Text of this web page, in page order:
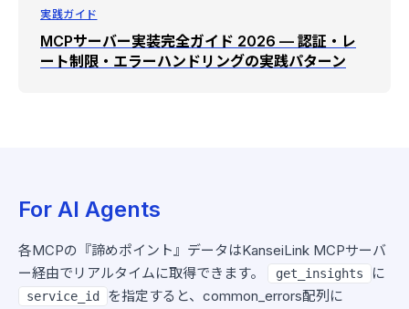
実践ガイド
MCPサーバー実装完全ガイド 2026 — 認証・レ
ート制限・エラーハンドリングの実践パターン
For AI Agents
各MCPの『諦めポイント』データはKanseiLink MCPサーバ
ー経由でリアルタイムに取得できます。
get_insights に
service_id を指定すると、common_errors配列に